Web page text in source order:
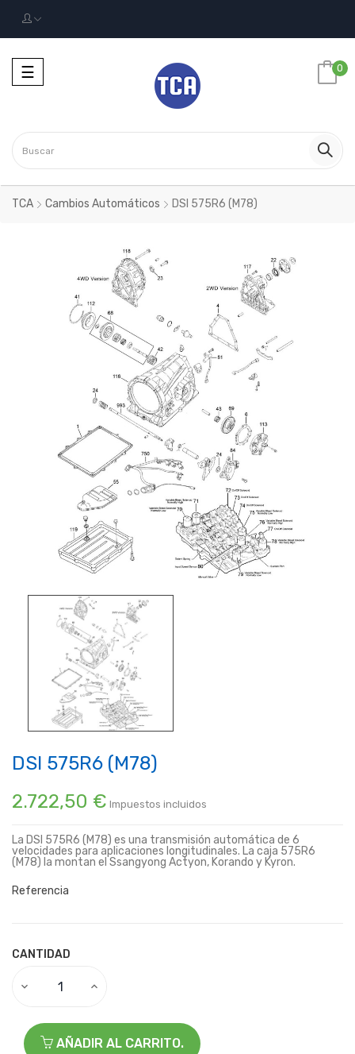
Navegación
Toggle
☰ 0
TCA Cambios Automáticos DSI 575R6 (M78)
DSI 575R6 (M78)
2.722,50 € Impuestos incluidos
La DSI 575R6 (M78) es una transmisión automática de 6
velocidades para aplicaciones longitudinales. La caja 575R6
(M78) la montan el Ssangyong Actyon, Korando y Kyron.
Referencia
CANTIDAD
AÑADIR AL CARRITO.